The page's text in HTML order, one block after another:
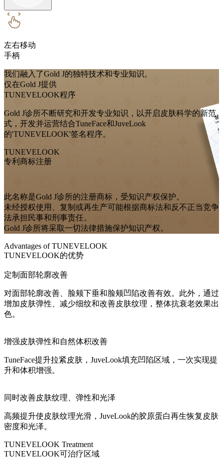
左右移动
手柄
我们融入了Gold J的独特技术和专业知识。
仅在Gold J提供
TUNEVELOOK程序
Gold J诊所不断研究和开发专业知识，以开启皮肤科学的新范
式，开发并运营结合TuneFace和JuveLook
的'TUNEVELOOK'签名程序。
TUNEVELOOK
专利商标注册
此名称是Gold J诊所的注册商标，受知识产权保护。
未经授权使用、复制或再生产可能根据商标法和反不正当竞争
法承担民事和刑事责任。
Gold J诊所将采取一切法律措施保护知识产权。
Advantages of TUNEVELOOK
TUNEVELOOK的优势
定制面部轮廓改善
对面部轮廓改善、脸颊下垂和脸颊凹陷改善有效。此外，通过
增加皮肤弹性、减少细纹和改善皮肤纹理，整体抗衰老效果出
色。
增强皮肤弹性和自然体积改善
TuneFace提升拉紧皮肤，JuveLook填充凹陷区域，一次实现提
升和体积增强。
同时改善皮肤纹理、弹性和光泽
高频提升使皮肤纹理光滑，JuveLook的胶原蛋白再生恢复皮肤
密度和光泽。
TUNEVELOOK Treatment
TUNEVELOOK可治疗区域